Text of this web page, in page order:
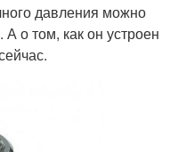
давления можно
о том, как он устроен